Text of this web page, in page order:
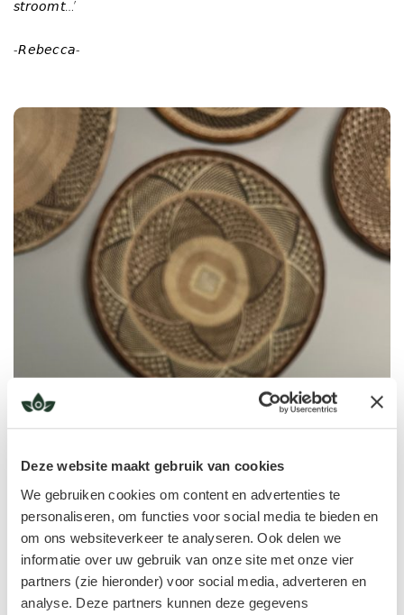
Deze website maakt gebruik van cookies
We gebruiken cookies om content en advertenties te
personaliseren, om functies voor social media te bieden en
om ons websiteverkeer te analyseren. Ook delen we
informatie over uw gebruik van onze site met onze vier
partners (zie hieronder) voor social media, adverteren en
analyse. Deze partners kunnen deze gegevens
𝘴𝘵𝘳𝘰𝘰𝘮𝘵…’
-𝘙𝘦𝘣𝘦𝘤𝘤𝘢-